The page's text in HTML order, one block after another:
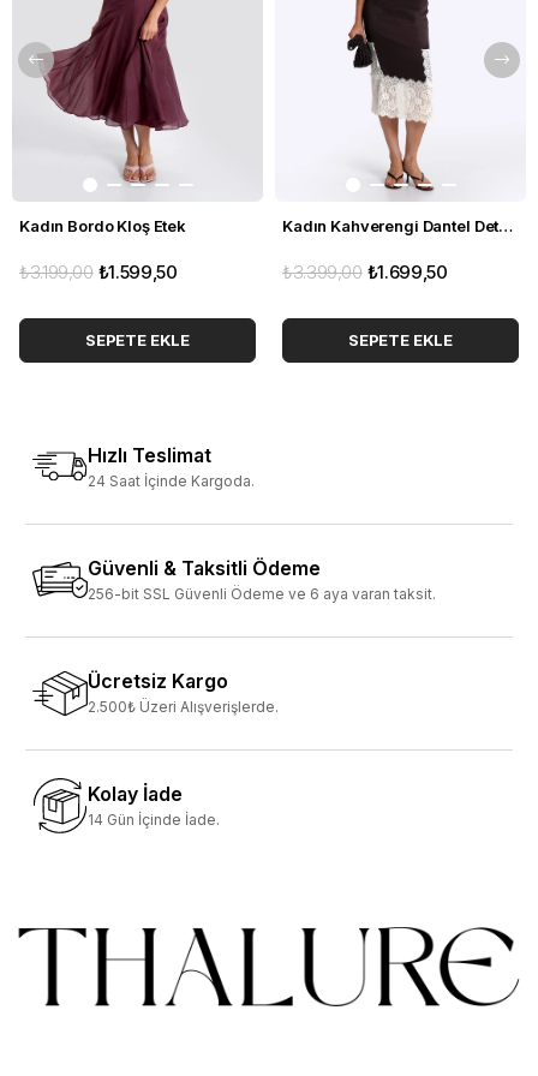
XL: Bel 84 cm | Basen 111 cm | Boy 89,5 cm
Model Kodu: TLR6368
Not: Ürün ölçüleri düz zeminde ölçülmüştür. Işık ve ekran
farklılıklarından dolayı ürün renginde küçük ton farklılıkları
Kadın Bordo Kloş Etek
₺1.599,50
₺3.199,00
SEPETE EKLE
Kadın Kahverengi Dantel Detaylı Dar Etek
₺1.699,50
₺3.399,00
SEPETE EKLE
Hızlı Teslimat
24 Saat İçinde Kargoda.
Güvenli & Taksitli Ödeme
256-bit SSL Güvenli Ödeme ve 6 aya varan taksit.
Ücretsiz Kargo
2.500₺ Üzeri Alışverişlerde.
Kolay İade
14 Gün İçinde İade.